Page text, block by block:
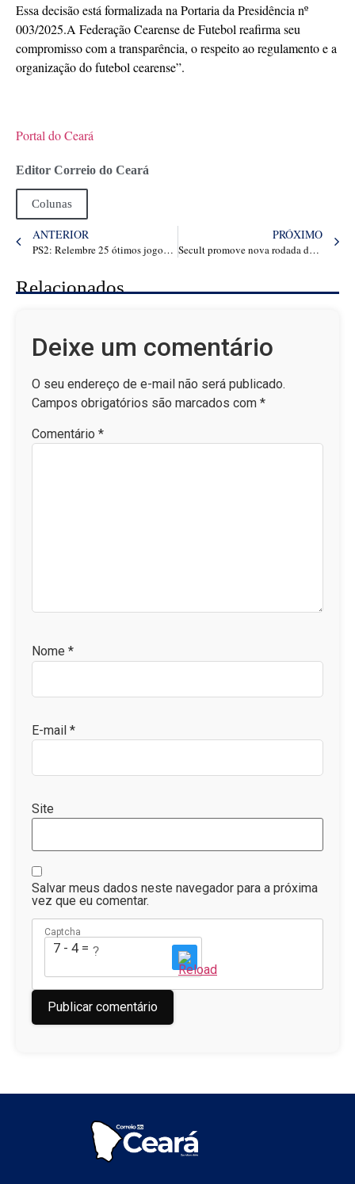
Essa decisão está formalizada na Portaria da Presidência nº
003/2025.A Federação Cearense de Futebol reafirma seu
compromisso com a transparência, o respeito ao regulamento e a
organização do futebol cearense”.
Portal do Ceará
Editor Correio do Ceará
Colunas
ANTERIOR
PS2: Relembre 25 ótimos jogos para celebrar os 25 anos do PlayStation 2
PRÓXIMO
Secult promove nova rodada dos Encontros Regionais da Política Nacional Aldir Blanc nos municípios de Varjota e Hidrolândia
Relacionados
Deixe um comentário
O seu endereço de e-mail não será publicado.
Campos obrigatórios são marcados com *
Comentário *
Nome *
E-mail *
Site
Salvar meus dados neste navegador para a próxima
vez que eu comentar.
Captcha
7 - 4 = ?